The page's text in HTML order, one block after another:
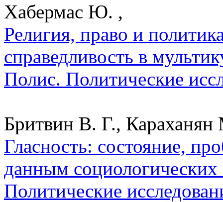
Хабермас Ю. ,
Религия, право и
справедливость в
Полис. Политические
Бритвин В. Г.,
Гласность: состояние,
данным
Политические